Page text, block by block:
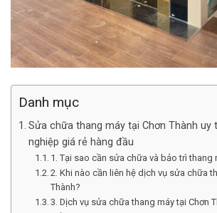
Danh mục
Sửa chữa thang máy tại Chơn Thành uy
nghiệp giá rẻ hàng đầu
1. Tại sao cần sửa chữa và bảo trì thang
2. Khi nào cần liên hệ dịch vụ sửa chữa
Thành?
3. Dịch vụ sửa chữa thang máy tại Chơn